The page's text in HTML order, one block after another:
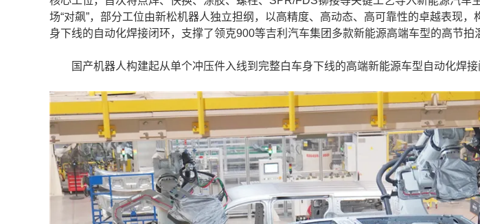
场“对飙”，部分工位由新松机器人独立担纲，以高精度、高动态、高可靠性的卓越表现
身下线的自动化焊接闭环，支撑了领克900等吉利汽车集团多款新能源高端车型的高节拍
国产机器人构建起从单个冲压件入线到完整白车身下线的高端新能源车型自动化焊接